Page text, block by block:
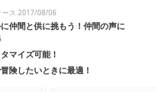
ース 2017/08/06
仲間と供に挑もう！仲間の声に
マイズ可能！
険したいときに最適！